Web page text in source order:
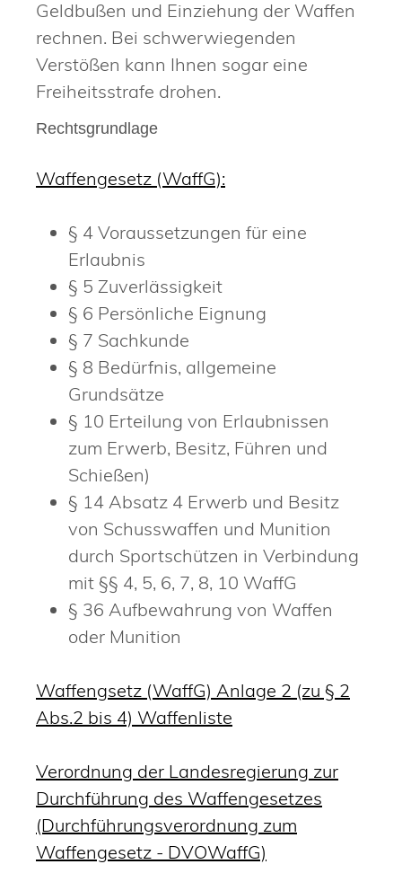
Geldbußen und Einziehung der Waffen
rechnen. Bei schwerwiegenden
Verstößen kann Ihnen sogar eine
Freiheitsstrafe drohen.
Rechtsgrundlage
Waffengesetz (WaffG):
§ 4 Voraussetzungen für eine
Erlaubnis
§ 5 Zuverlässigkeit
§ 6 Persönliche Eignung
§ 7 Sachkunde
§ 8 Bedürfnis, allgemeine
Grundsätze
§ 10 Erteilung von Erlaubnissen
zum Erwerb, Besitz, Führen und
Schießen)
§ 14 Absatz 4 Erwerb und Besitz
von Schusswaffen und Munition
durch Sportschützen in Verbindung
mit §§ 4, 5, 6, 7, 8, 10 WaffG
§ 36 Aufbewahrung von Waffen
oder Munition
Waffengsetz (WaffG) Anlage 2 (zu § 2
Abs.2 bis 4) Waffenliste
Verordnung der Landesregierung zur
Durchführung des Waffengesetzes
(Durchführungsverordnung zum
Waffengesetz - DVOWaffG)